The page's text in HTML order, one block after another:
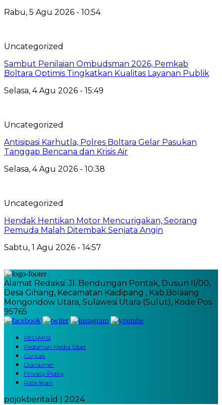
Rabu, 5 Agu 2026 - 10:54
Uncategorized
Sambut Penilaian Ombudsman 2026, Pemkab
Boltara Optimis Tingkatkan Kualitas Layanan Publik
Selasa, 4 Agu 2026 - 15:49
Uncategorized
Antisipasi Karhutla, Polres Boltara Gelar Pasukan
Tanggap Bencana dan Krisis Air
Selasa, 4 Agu 2026 - 10:38
Uncategorized
Hendak Hentikan Motor Mencurigakan, Seorang
Pemuda Malah Ditembak Senjata Angin
Sabtu, 1 Agu 2026 - 14:57
Alamat Redaksi: Jl. Bendungan Pontak, Dusun II/00,
Desa Gihang, Kecamatan Kaidipang , Kab.Bolaang
Mongondow Utara, Sulawesi Utara (Sulut), Kode Pos:
95765
REDAKSI
Pedoman Media Siber
Contak
Disclaimer
Privacy Policy
Rate Iklan
pojokberita.id | 2024